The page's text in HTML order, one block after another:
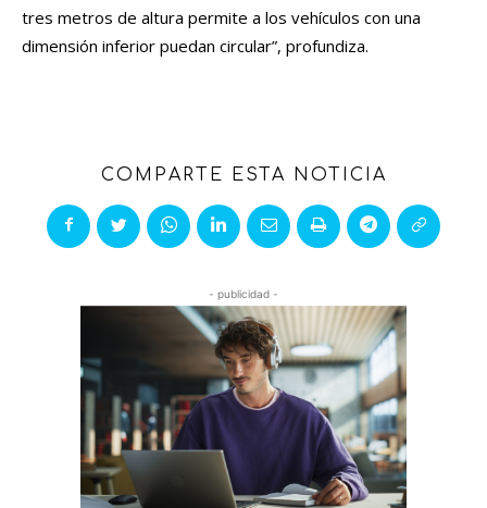
tres metros de altura permite a los vehículos con una
dimensión inferior puedan circular”, profundiza.
COMPARTE ESTA NOTICIA
- publicidad -